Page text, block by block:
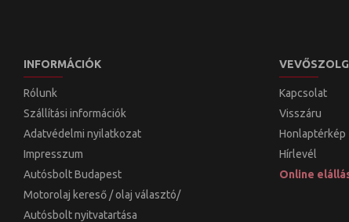
INFORMÁCIÓK
Rólunk
Szállítási információk
Adatvédelmi nyilatkozat
Impresszum
Autósbolt Budapest
Motorolaj kereső / olaj választó/
Autósbolt nyitvatartása
Kapcsolat
Visszáru
Honlaptérkép
Hírlevél
Online